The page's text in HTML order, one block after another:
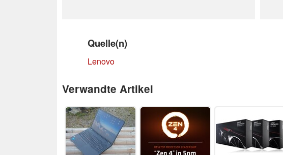
Quelle(n)
Lenovo
Verwandte Artikel